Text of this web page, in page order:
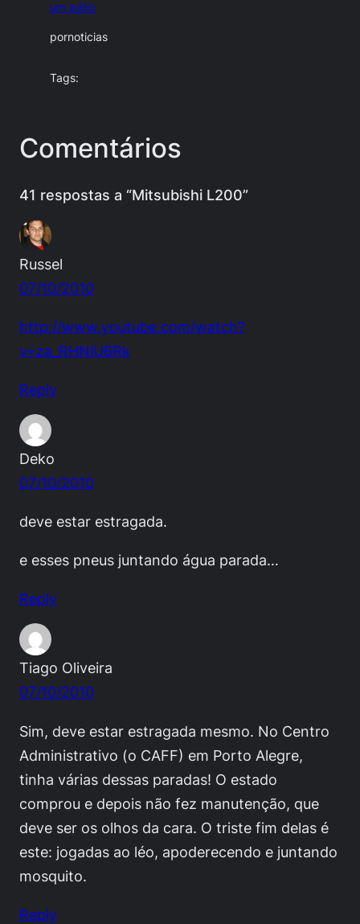
um pátio
pornoticias
Tags:
Comentários
41 respostas a “Mitsubishi L200”
Russel
07/10/2010
http://www.youtube.com/watch?
v=za_RHNiU6Rk
Reply
Deko
07/10/2010
deve estar estragada.
e esses pneus juntando água parada…
Reply
Tiago Oliveira
07/10/2010
Sim, deve estar estragada mesmo. No Centro
Administrativo (o CAFF) em Porto Alegre,
tinha várias dessas paradas! O estado
comprou e depois não fez manutenção, que
deve ser os olhos da cara. O triste fim delas é
este: jogadas ao léo, apoderecendo e juntando
mosquito.
Reply